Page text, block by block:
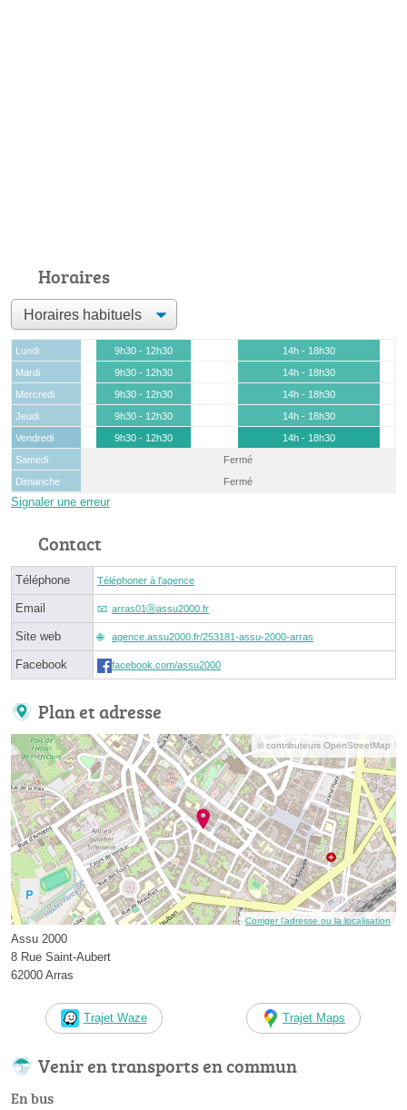
Horaires
Lundi 9h30 - 12h30
14h - 18h30
Mardi
9h30 - 12h30
14h - 18h30
Mercredi
9h30 - 12h30
14h - 18h30
Jeudi
9h30 - 12h30
14h - 18h30
Vendredi
9h30 - 12h30
14h - 18h30
Samedi
Fermé
Dimanche
Fermé
Signaler une erreur
Contact
Téléphone Téléphoner à l'agence
Email arras01ⓐassu2000.fr
Site web agence.assu2000.fr/253181-assu-2000-arras
Facebook facebook.com/assu2000
Plan et adresse
© contributeurs OpenStreetMap
Corriger l’adresse ou la localisation
Assu 2000
8 Rue Saint-Aubert
62000 Arras
Trajet Waze Trajet Maps
Venir en transports en commun
En bus